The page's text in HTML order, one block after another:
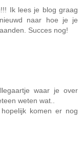
Ik lees je blog graag
naar hoe je je
Succes nog!
waar je over
weten wat..
komen er nog